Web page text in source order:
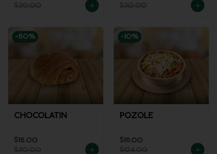
$30.00
$30.00
-50%
CHOCOLATIN
$15.00
$30.00
-10%
POZOLE
$111.00
$124.00